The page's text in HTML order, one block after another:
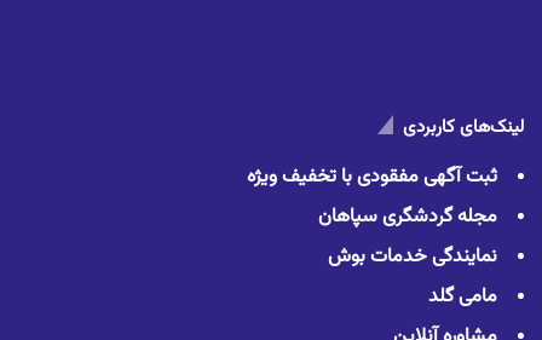
لینک‌های کاربردی
ثبت آگهی مفقودی با تخفیف ویژه
مجله گردشگری سپاهان
نمایندگی خدمات بوش
مامی گلد